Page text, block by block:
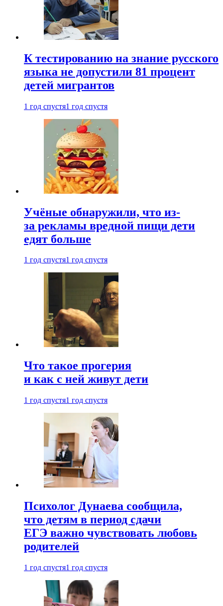
К тестированию на знание русского
языка не допустили 81 процент
детей мигрантов
1 год спустя1 год спустя
Учёные обнаружили, что из-
за рекламы вредной пищи дети
едят больше
1 год спустя1 год спустя
Что такое прогерия
и как с ней живут дети
1 год спустя1 год спустя
Психолог Дунаева сообщила,
что детям в период сдачи
ЕГЭ важно чувствовать любовь
родителей
1 год спустя1 год спустя